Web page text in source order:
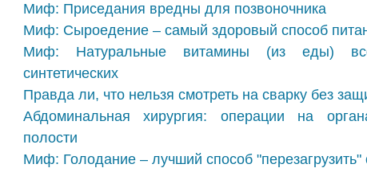
Миф: Приседания вредны для позвоночника
Миф: Сыроедение – самый здоровый способ
Миф: Натуральные витамины (из еды)
синтетических
Правда ли, что нельзя смотреть на сварку без
Абдоминальная хирургия: операции на
полости
Миф: Голодание – лучший способ "перезагрузить"